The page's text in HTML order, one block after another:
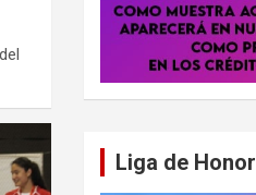
Liga de Honor